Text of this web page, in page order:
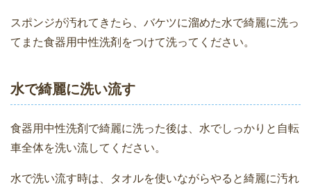
スポンジが汚れてきたら、バケツに溜めた水で綺麗に洗っ
てまた食器用中性洗剤をつけて洗ってください。
水で綺麗に洗い流す
食器用中性洗剤で綺麗に洗った後は、水でしっかりと自転
車全体を洗い流してください。
水で洗い流す時は、タオルを使いながらやると綺麗に汚れ